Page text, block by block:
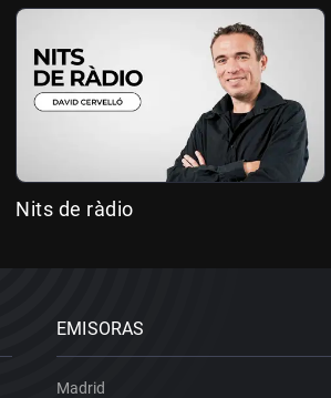
Nits de ràdio
EMISORAS
Madrid